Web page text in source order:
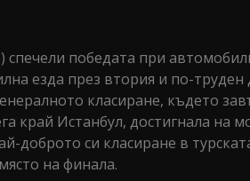
победата при
езда през втория и по-
класиране, където
край Истанбул, достигнала на
доброто си класиране в
на финала.